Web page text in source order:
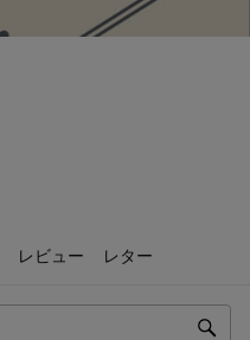
レビュー レター